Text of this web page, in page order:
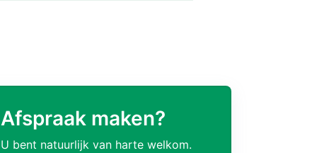
Afspraak maken?
U bent natuurlijk van harte welkom.